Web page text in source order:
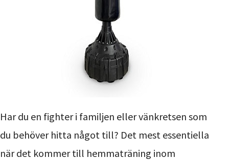
Har du en fighter i familjen eller vänkretsen som
du behöver hitta något till? Det mest essentiella
när det kommer till hemmaträning inom